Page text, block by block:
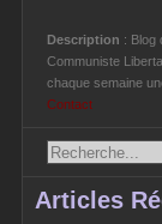
Description : Blog
Communiste
chaque semaine
Contact
Articles